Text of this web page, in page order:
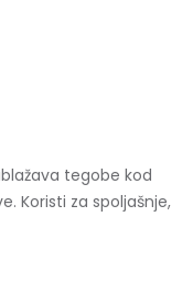
tegobe kod
Koristi za spoljašnje,